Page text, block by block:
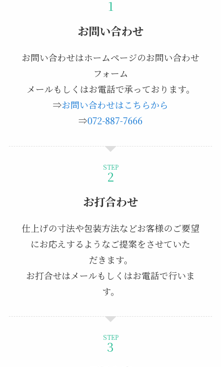
お問い合わせ
お問い合わせはホームページのお問い合わせ
フォーム
メールもしくはお電話で承っております。
⇒お問い合わせはこちらから
⇒072-887-7666
STEP
お打合わせ
仕上げの寸法や包装方法などお客様のご要望
にお応えするようなご提案をさせていた
だきます。
お打合せはメールもしくはお電話で行いま
す。
STEP